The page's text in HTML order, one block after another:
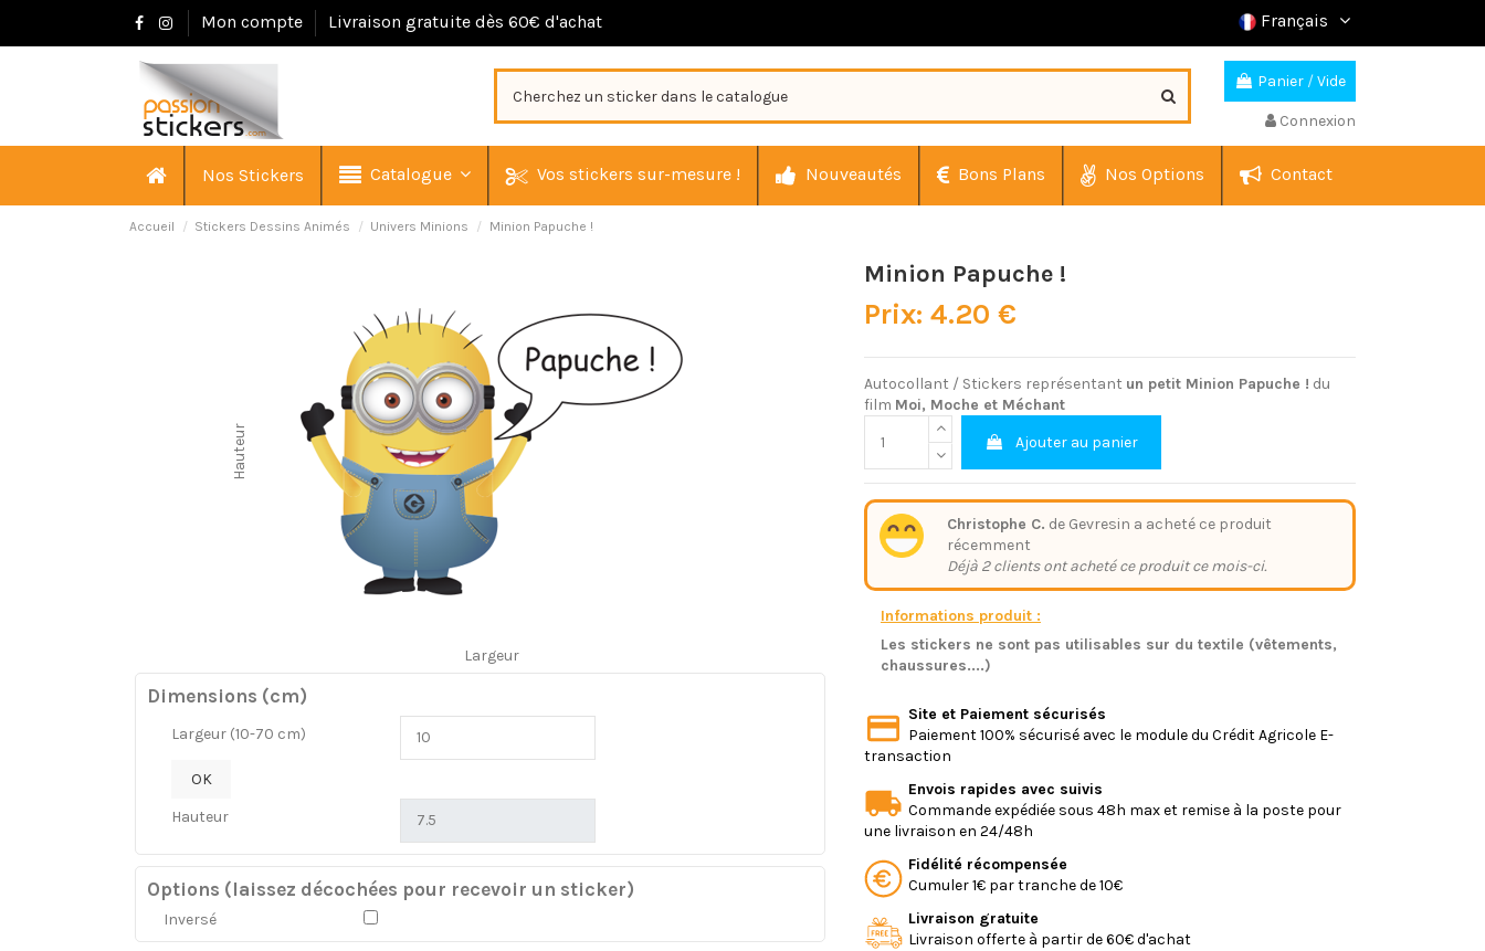
Mon compte Livraison gratuite dès 60€ d'achat Français
Panier /Vide
Connexion
Nos Stickers Catalogue Vos stickers sur-mesure ! Nouveautés Bons Plans Nos Options Contact
Accueil Stickers Dessins Animés Univers Minions Minion Papuche !
Hauteur
Largeur
Dimensions (cm)
Largeur (10-70 cm)
OK
Hauteur
Options (laissez décochées pour recevoir un sticker)
Inversé
Minion Papuche !
Prix: 4.20 €
Autocollant / Stickers représentant un petit Minion Papuche ! du
film Moi, Moche et Méchant
Ajouter au panier
Christophe C. de Gevresin a acheté ce produit
récemment
Déjà 2 clients ont acheté ce produit ce mois-ci.
Informations produit :
Les stickers ne sont pas utilisables sur du textile (vêtements,
chaussures....)
Site et Paiement sécurisés
Paiement 100% sécurisé avec le module du Crédit Agricole E-
transaction
Envois rapides avec suivis
Commande expédiée sous 48h max et remise à la poste pour
une livraison en 24/48h
Fidélité récompensée
Cumuler 1€ par tranche de 10€
Livraison gratuite
Livraison offerte à partir de 60€ d'achat